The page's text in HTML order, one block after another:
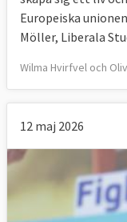
Europeiska
Möller, Liberala
Wilma Hvirfvel och
12 maj 2026